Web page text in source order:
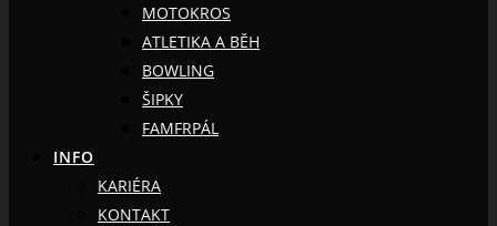
MOTOKROS
ATLETIKA A BĚH
BOWLING
ŠIPKY
FAMFRPÁL
INFO
KARIÉRA
KONTAKT